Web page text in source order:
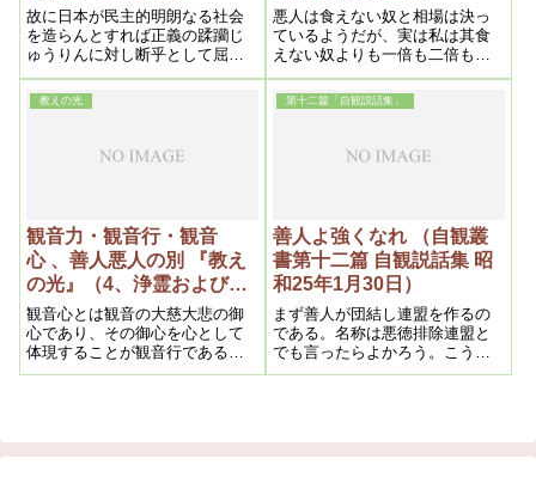
故に日本が民主的明朗なる社会
を造らんとすれば正義の蹂躪じ
ゅうりんに対し断乎として屈せ
ざる事で、即ち善が悪に勝たな
ければならない事である、この
風潮が社会に瀰漫びまんするに
悪人は食えない奴と相場は決っ
ているようだが、実は私は其食
えない奴よりも一倍も二倍も食
えない人間と思っている。それ
が真の善人であり、之でなくて
は悪い世の中を善くする事は出
は世の中の悪人という悪人は、
教えの光
観音力・観音行・観音
心 、善人悪人の別 『教え
の光』（4、浄霊および信
仰上の問題）昭和二十六年
五月二十日
観音心とは観音の大慈大悲の御
心であり、その御心を心として
体現することが観音行である。
特に観音神業においては絶対に
第十二篇「自観説話集」
善人よ強くなれ （自観叢
書第十二篇 自観説話集 昭
和25年1月30日）
まず善人が団結し連盟を作るの
である。名称は悪徳排除連盟と
でも言ったらよかろう。こうい
う案を私は提唱するのだが、之